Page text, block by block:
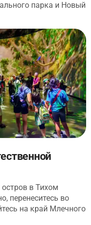
парка и Новый
времени года!
поднимет и
местами и
в захватывающий
исследуйте
вас через
города, и пролетите
аттракционе,
30 футов в
в Нью-Йорк заново
в Тихом
перенеситесь во
на край Млечного
Забронируйте